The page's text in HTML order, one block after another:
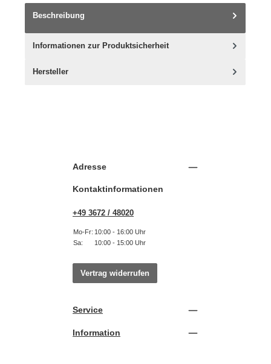
Beschreibung
Informationen zur Produktsicherheit
Hersteller
Adresse
Kontaktinformationen
+49 3672 / 48020
Mo-Fr: 10:00 - 16:00 Uhr
Sa:
10:00 - 15:00 Uhr
Vertrag widerrufen
Service
Information